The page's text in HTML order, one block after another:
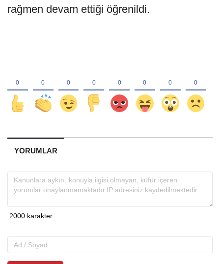
rağmen devam ettiği öğrenildi.
YORUMLAR